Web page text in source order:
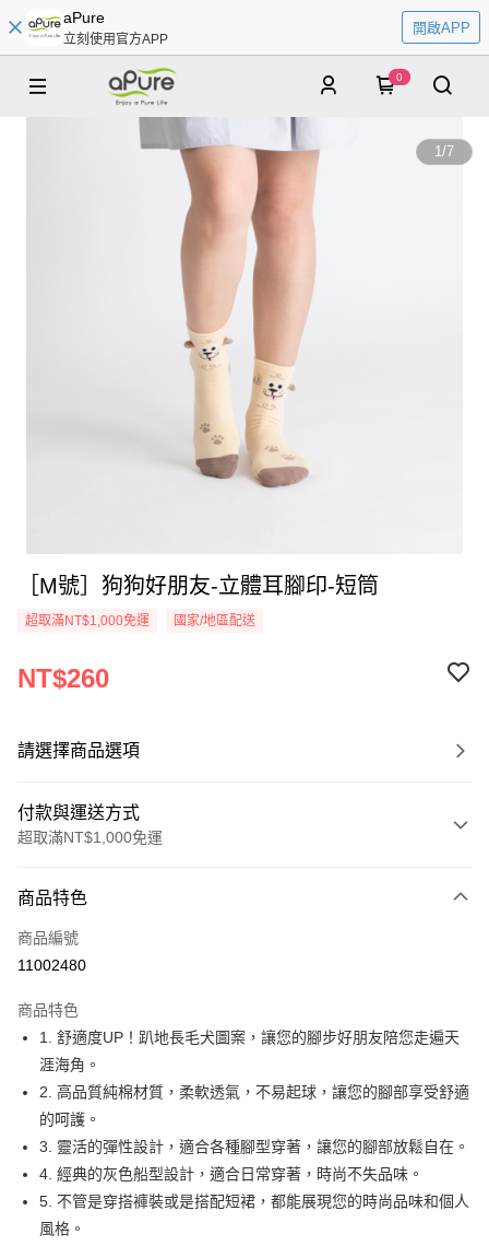
aPure
立刻使用官方APP
開啟APP
0
1/7
［M號］狗狗好朋友-立體耳腳印-短筒
超取滿NT$1,000免運 國家/地區配送
NT$260
請選擇商品選項
付款與運送方式
超取滿NT$1,000免運
信用卡一次付款
超商取貨付款
Apple Pay
悠遊付
Google Pay
運送方式
全家取貨付款
每筆NT$100，滿NT$1,000(含以上)免運費
商品特色
商品編號
11002480
商品特色
1. 舒適度UP！趴地長毛犬圖案，讓您的腳步好朋友陪您走遍天
涯海角。
2. 高品質純棉材質，柔軟透氣，不易起球，讓您的腳部享受舒適
的呵護。
3. 靈活的彈性設計，適合各種腳型穿著，讓您的腳部放鬆自在。
4. 經典的灰色船型設計，適合日常穿著，時尚不失品味。
5. 不管是穿搭褲裝或是搭配短裙，都能展現您的時尚品味和個人
風格。